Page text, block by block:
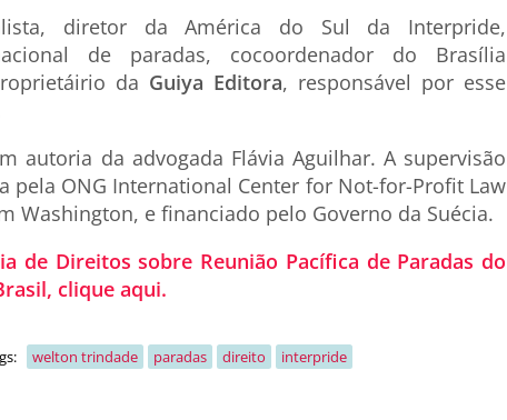
diretor da América do Sul da Interpride,
de paradas, cocoordenador do Brasília
da Guiya Editora, responsável por esse
autoria da advogada Flávia Aguilhar. A supervisão
pela ONG International Center for Not-for-Profit Law
Washington, e financiado pelo Governo da Suécia.
de Direitos sobre Reunião Pacífica de Paradas do
clique aqui.
welton trindade paradas direito interpride